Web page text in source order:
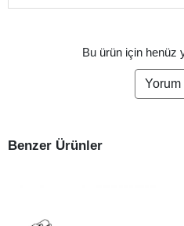
Bu ürün için henüz
Yorum
Benzer Ürünler